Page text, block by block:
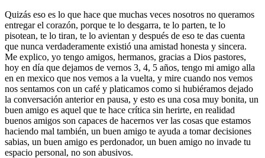
Quizás eso es lo que hace que muchas veces nosotros no queramos
entregar el corazón, porque te lo desgarra, te lo parten, te lo
pisotean, te lo tiran, te lo avientan y después de eso te das cuenta
que nunca verdaderamente existió una amistad honesta y sincera.
Me explico, yo tengo amigos, hermanos, gracias a Dios pastores,
hoy en día que dejamos de vernos 3, 4, 5 años, tengo mi amigo alla
en en mexico que nos vemos a la vuelta, y mire cuando nos vemos
nos sentamos con un café y platicamos como si hubiéramos dejado
la conversación anterior en pausa, y esto es una cosa muy bonita, un
buen amigo es aquel que te hace crítica sin herirte, en realidad
buenos amigos son capaces de hacernos ver las cosas que estamos
haciendo mal también, un buen amigo te ayuda a tomar decisiones
sabias, un buen amigo es perdonador, un buen amigo no invade tu
espacio personal, no son abusivos.